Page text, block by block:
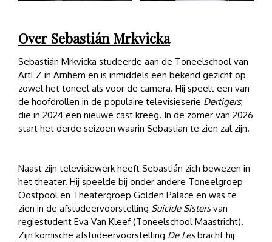
Over Sebastián Mrkvicka
Sebastián Mrkvicka studeerde aan de Toneelschool van
ArtEZ in Arnhem en is inmiddels een bekend gezicht op
zowel het toneel als voor de camera. Hij speelt een van
de hoofdrollen in de populaire televisieserie Dertigers,
die in 2024 een nieuwe cast kreeg. In de zomer van 2026
start het derde seizoen waarin Sebastian te zien zal zijn.
Naast zijn televisiewerk heeft Sebastián zich bewezen in
het theater. Hij speelde bij onder andere Toneelgroep
Oostpool en Theatergroep Golden Palace en was te
zien in de afstudeervoorstelling Suicide Sistersvan
regiestudent Eva Van Kleef (Toneelschool Maastricht).
Zijn komische afstudeervoorstelling De Lesbracht hij